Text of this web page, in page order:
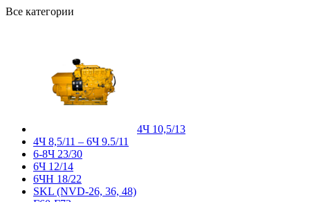
Все категории
4Ч 10,5/13
4Ч 8,5/11 – 6Ч 9.5/11
6-8Ч 23/30
6Ч 12/14
6ЧН 18/22
SKL (NVD-26, 36, 48)